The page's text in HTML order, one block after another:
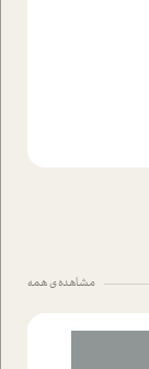
مشاهده ی همه